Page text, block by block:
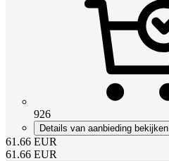
926
Details van aanbieding bekijken
61.66 EUR
61.66 EUR